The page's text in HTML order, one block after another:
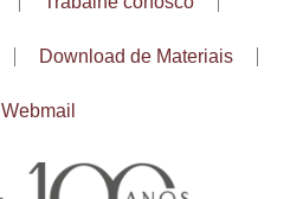
Download de Materiais
Webmail